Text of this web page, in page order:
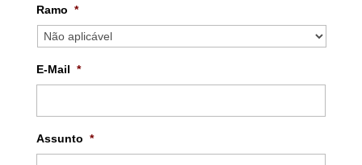
Ramo *
E-Mail *
Assunto *